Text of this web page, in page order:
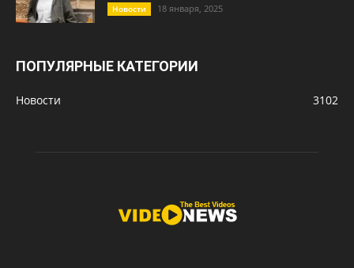
Новости 18 января, 2025
ПОПУЛЯРНЫЕ КАТЕГОРИИ
Новости 3102